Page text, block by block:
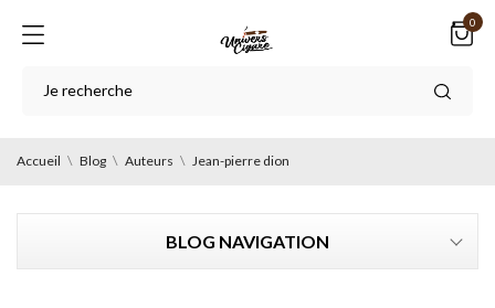
0
Accueil Blog Auteurs Jean-pierre dion
BLOG NAVIGATION